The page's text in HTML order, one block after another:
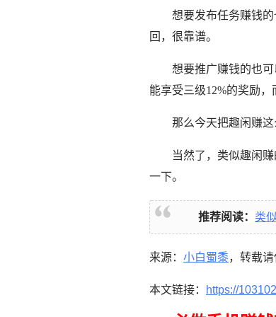
想要发布任务赚钱
回，很靠谱。
想要推广赚钱的也
能享受三级12%的奖励，
那么今天把趣闲赚
当然了，类似趣闲
一下。
推荐阅读： 类
来源： 小白蜀黍，转载请
本文链接： https://